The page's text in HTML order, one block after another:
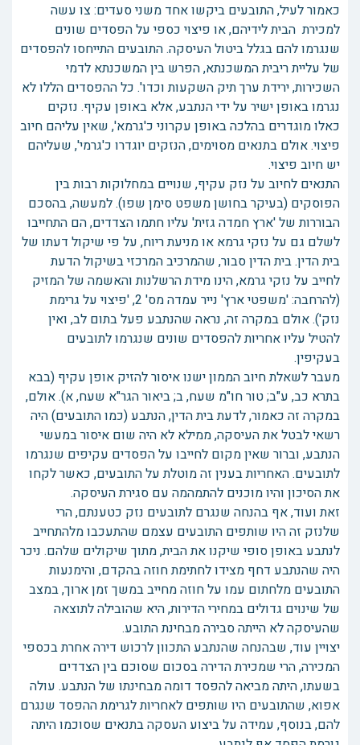
כאמור לעיל, התובעים ביקשו אחד משני סעדים: צו עשה
למכירת הבית לידיהם, או פיצוי כספי על הפסדים שונים
שנגרמו להם בגלל ביטול העיסקה. התובעים התייחסו להפסדים
של עליית ריבית המשכנתא, הפרש בין המשכנתא לדמי
השכירות, ירידת ערך תיק השקעות וכדו'. כל ההפסדים הללו לא
נגרמו באופן ישיר על ידי הנתבע, אלא באופן עקיף. נזקים
כאלו מוגדרים בהלכה באופן עקרוני כ'גרמא', שאין עליהם חיוב
פיצוי. אולם בתנאים מסוימים, הנזקים יוגדרו כ'גרמי', שעליהם
יש חיוב פיצוי.
התנאים לחיוב על נזק עקיף, שנויים במחלוקות רבות בין
הפוסקים (בעיקר בחושן משפט סימן שפו). למעשה, בהסכם
הבוררות של 'ארץ חמדה גזית' עליו חתמו הצדדים, הם התחייבו
לשלם גם על נזקי גרמא או מניעת ריוח, על פי שיקול דעתו של
בית הדין. בית הדין סבור, שהמרכיב המרכזי בשיקול הדעת
לחייב על נזקי גרמא, הינו מידת הרשלנות והאשמה של המזיק
(להרחבה: 'משפטי ארץ' נייר עמדה מס' 2, 'פיצוי על גרימת
נזק'). אולם במקרה זה, נראה שהנתבע פעל בתום לב, ואין
להטיל עליו אחריות להפסדים שונים שנגרמו לתובעים
בעקיפין.
מעבר לשאלת חיוב הממון ישנו איסור להזיק אופן עקיף (בבא
בתרא כב, ע"ב; טור חו"מ שעח, ב; ביאור הגר"א שעח, א). אולם,
במקרה זה כאמור, לדעת בית הדין, הנתבע (כמו התובעים) היה
רשאי לבטל את העיסקה, ממילא לא היה שום איסור במעשי
הנתבע, וברור שאין מקום לחייבו על הפסדים עקיפים שנגרמו
לתובעים. האחריות בענין זה מוטלת על התובעים, כאשר לקחו
את הסיכון והיו מוכנים להתמהמה עם סגירת העיסקה.
זאת ועוד, אף בהנחה שנגרם לתובעים נזק כטענתם, הרי
שלנזק זה היו שותפים התובעים עצמם שהתעכבו מלהתחייב
לנתבע באופן סופי שיקנו את הבית, מתוך שיקולים שלהם. ניכר
היה שהנתבע דחף מצידו לחתימת חוזה בהקדם, והימנעות
התובעים מלחתום עמו על חוזה מחייב במשך זמן ארוך, במצב
של שינוים גדולים במחירי הדירות, היא שהובילה לתוצאה
שהעיסקה לא הייתה סבירה מבחינת התובע.
יצויין עוד, שבהנחה שהנתבע התכוון לרכוש דירה אחרת בכספי
המכירה, הרי שמכירת הדירה בסכום שסוכם בין הצדדים
בשעתו, היתה מביאה להפסד דומה מבחינתו של הנתבע. עולה
אפוא, שהתובעים היו שותפים לאחריות לגרימת ההפסד שנגרם
להם, בנוסף, עמידה על ביצוע העסקה בתנאים שסוכמו היתה